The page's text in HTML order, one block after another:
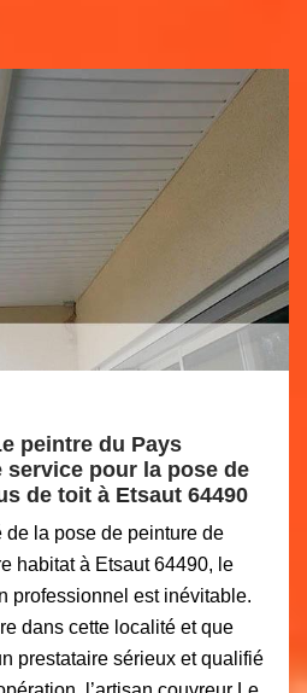
peintre du Pays
service pour la pose de
de toit à Etsaut 64490
de la pose de peinture de
habitat à Etsaut 64490, le
professionnel est inévitable.
dans cette localité et que
prestataire sérieux et qualifié